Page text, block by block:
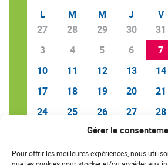
Gérer le
Pour offrir les meilleures expériences, nous
L M M J V
27
28 29 30 31
3
4 5 6 7
10
11 12 13 14
17
18 19 20 21
24
25 26 27 28
2 3 4